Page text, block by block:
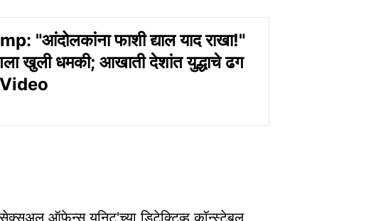
"आंदोलकांना फाशी द्याल याद राखा!"
खुली धमकी; आखाती देशांत युद्धाचे ढग
सेक्सुअल ऑफेन्स युनिट'च्या डिटेक्टिव्ह कॉन्स्टेबल